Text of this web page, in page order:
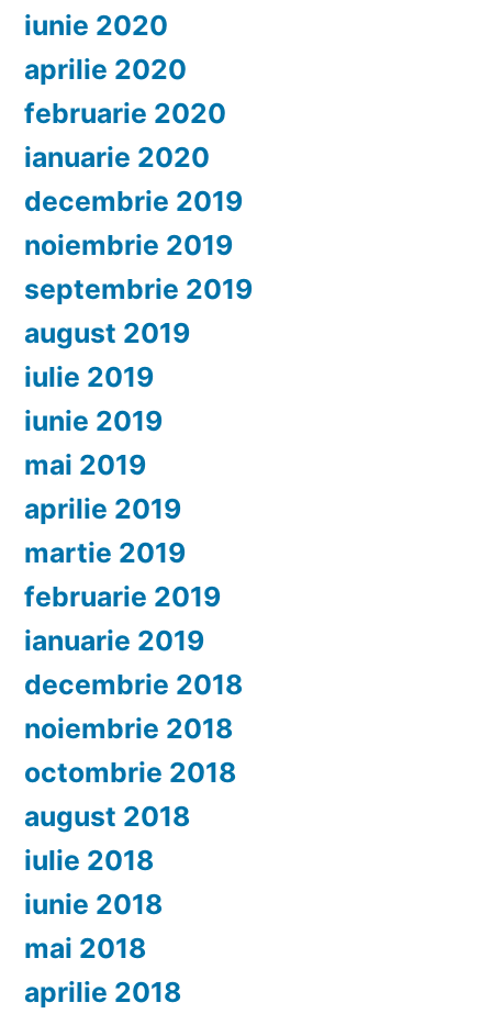
iunie 2020
aprilie 2020
februarie 2020
ianuarie 2020
decembrie 2019
noiembrie 2019
septembrie 2019
august 2019
iulie 2019
iunie 2019
mai 2019
aprilie 2019
martie 2019
februarie 2019
ianuarie 2019
decembrie 2018
noiembrie 2018
octombrie 2018
august 2018
iulie 2018
iunie 2018
mai 2018
aprilie 2018